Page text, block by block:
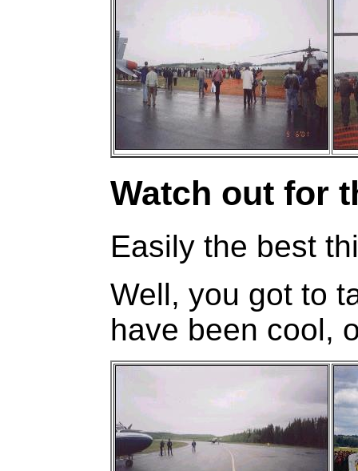
Watch out for
Easily the best
Well, you got to
have been cool,